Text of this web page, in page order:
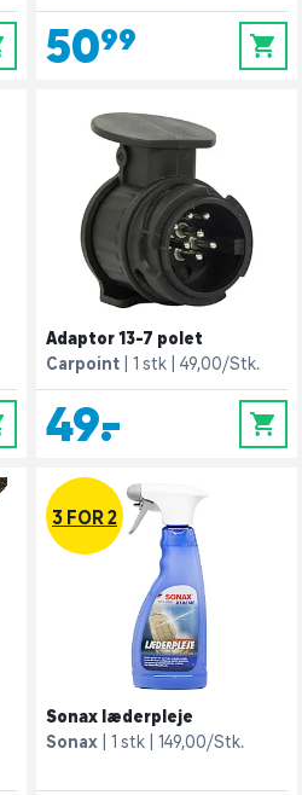
50,99 0
Adaptor 13-7 polet
Carpoint
1 stk 49,00/Stk.
49,- 0
3 FOR 2
Sonax læderpleje
Sonax
1 stk 149,00/Stk.